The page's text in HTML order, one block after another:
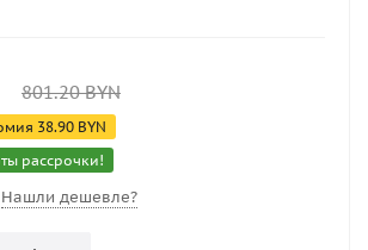
801.20BYN
38.90 BYN
рассрочки!
Нашли дешевле?